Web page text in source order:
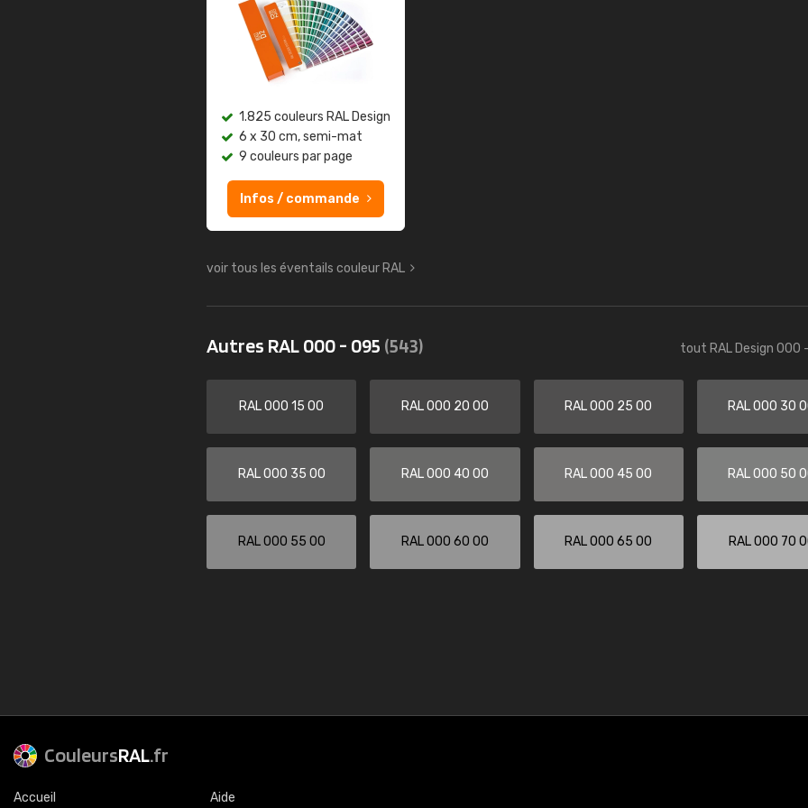
1.825 couleurs RAL Design
6 x 30 cm, semi-mat
9 couleurs par page
Infos / commande
voir tous les éventails couleur RAL
Autres RAL 000 - 095 (543) tout RAL Design 000
RAL 000 15 00 RAL 000 20 00 RAL 000 25 00 RAL 000 30
RAL 000 35 00 RAL 000 40 00 RAL 000 45 00 RAL 000 50
RAL 000 55 00 RAL 000 60 00 RAL 000 65 00 RAL 000 70
CouleursRAL.fr
Accueil Aide